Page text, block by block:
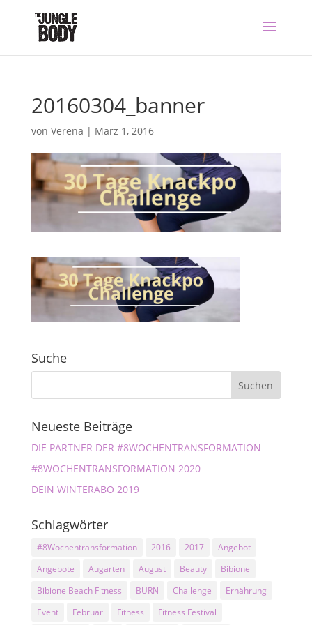
20160304_banner
von Verena | März 1, 2016
Suche
Neueste Beiträge
DIE PARTNER DER #8WOCHENTRANSFORMATION
#8WOCHENTRANSFORMATION 2020
DEIN WINTERABO 2019
Schlagwörter
#8Wochentransformation 2016 2017
Angebot
Angebote
Augarten August Beauty
Bibione
Bibione Beach Fitness
BURN Challenge
Ernährung
Event
Februar Fitness Fitness Festival